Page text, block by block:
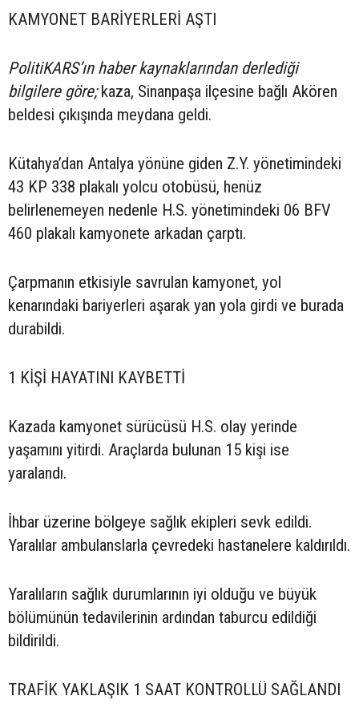
KAMYONET BARİYERLERİ AŞTI
PolitiKARS’ın haber kaynaklarından derlediği
bilgilere göre;kaza, Sinanpaşa ilçesine bağlı Akören
beldesi çıkışında meydana geldi.
Kütahya’dan Antalya yönüne giden Z.Y. yönetimindeki
43 KP 338 plakalı yolcu otobüsü, henüz
belirlenemeyen nedenle H.S. yönetimindeki 06 BFV
460 plakalı kamyonete arkadan çarptı.
Çarpmanın etkisiyle savrulan kamyonet, yol
kenarındaki bariyerleri aşarak yan yola girdi ve burada
durabildi.
1 KİŞİ HAYATINI KAYBETTİ
Kazada kamyonet sürücüsü H.S. olay yerinde
yaşamını yitirdi. Araçlarda bulunan 15 kişi ise
yaralandı.
İhbar üzerine bölgeye sağlık ekipleri sevk edildi.
Yaralılar ambulanslarla çevredeki hastanelere kaldırıldı.
Yaralıların sağlık durumlarının iyi olduğu ve büyük
bölümünün tedavilerinin ardından taburcu edildiği
bildirildi.
TRAFİK YAKLAŞIK 1 SAAT KONTROLLÜ SAĞLANDI